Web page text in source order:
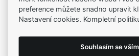
Certifikáty původu a kvality k
Kamenné prodejny
Zastavte se do jedné z našich4
preference můžete snadno upravit
Nastavení cookies. Kompletní
Souhlasím se vším